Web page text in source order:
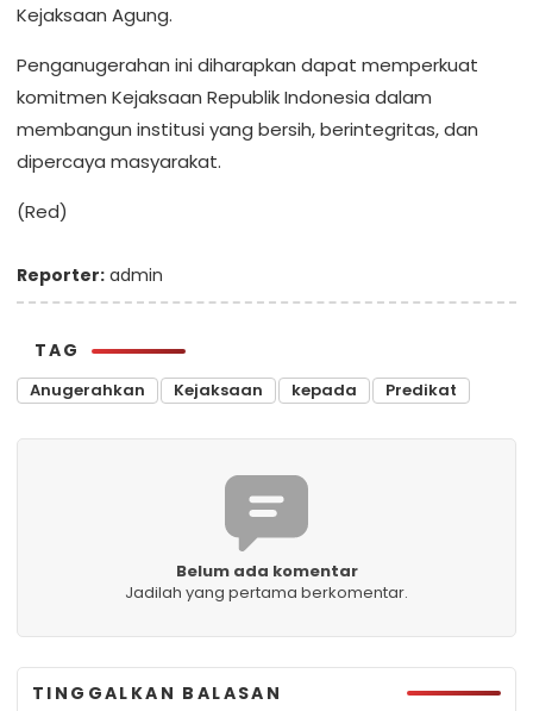
Kejaksaan Agung.
Penganugerahan ini diharapkan dapat memperkuat
komitmen Kejaksaan Republik Indonesia dalam
membangun institusi yang bersih, berintegritas, dan
dipercaya masyarakat.
(Red)
Reporter: admin
TAG
Anugerahkan Kejaksaan kepada Predikat
Belum ada komentar
Jadilah yang pertama berkomentar.
TINGGALKAN BALASAN